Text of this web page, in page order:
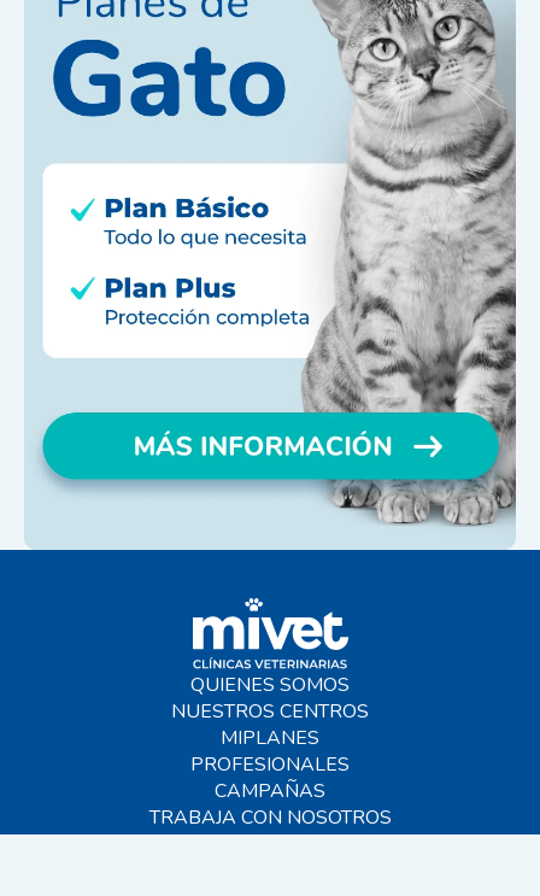
QUIENES SOMOS
NUESTROS CENTROS
MIPLANES
PROFESIONALES
CAMPAÑAS
TRABAJA CON NOSOTROS
BLOG